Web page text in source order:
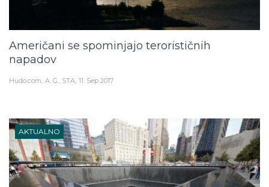
Američani se spominjajo terorističnih
napadov
Hudo.com A. G., STA 11. Sep 2017
AKTUALNO